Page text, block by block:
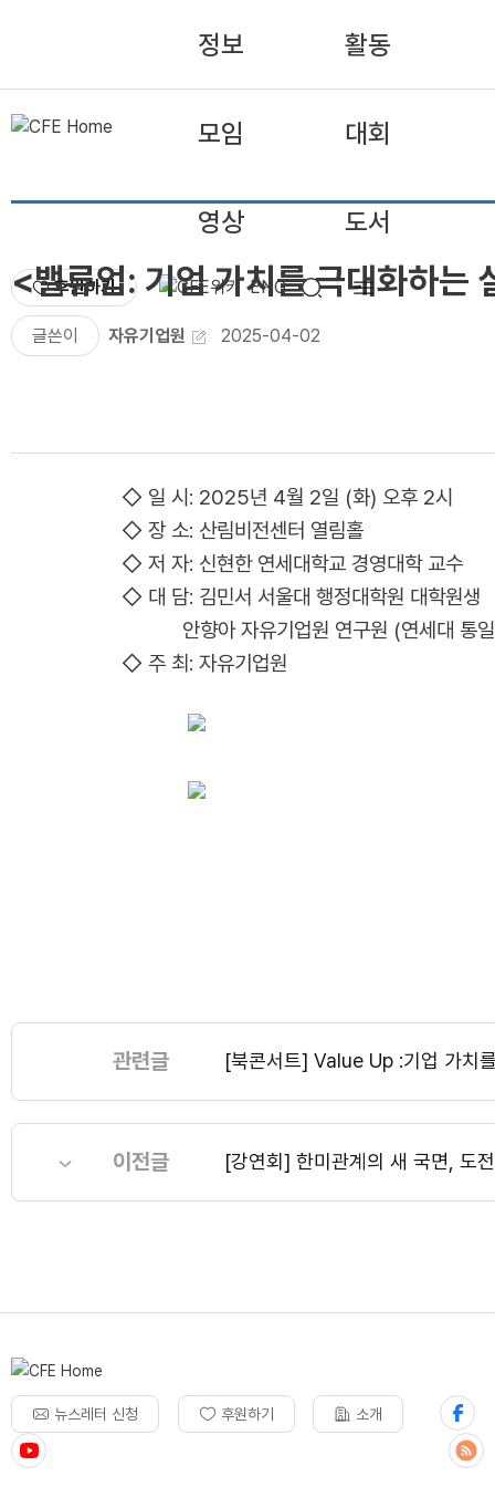
정보 활동
모임 대회
영상 도서
후원하기 ENG
<밸류업: 기업 가치를 극대화하는
글쓴이 자유기업원 2025-04-02
◇ 일 시: 2025년 4월 2일 (화) 오후 2시
◇ 장 소: 산림비전센터 열림홀
◇ 저 자: 신현한 연세대학교 경영대학 교수
◇ 대 담: 김민서 서울대 행정대학원 대학원생
안향아 자유기업원 연구원 (연세대 통일
◇ 주 최: 자유기업원
관련글 [북콘서트] Value Up :기업 가치
이전글 [강연회] 한미관계의 새 국면, 도
뉴스레터 신청 후원하기 소개